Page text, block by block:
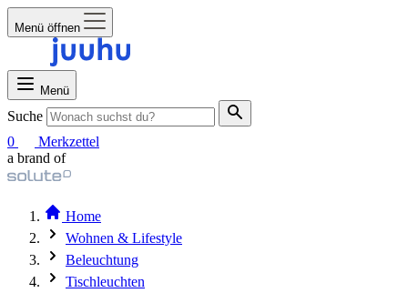
Menü öffnen
Menü
Suche
0
Merkzettel
a brand of
Home
Wohnen & Lifestyle
Beleuchtung
Tischleuchten